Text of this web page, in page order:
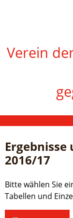
Verein
Ergebnisse
1.
BL
2.
BL
Ergebnisse
2016/17
Bitte wählen Sie
Tabellen und